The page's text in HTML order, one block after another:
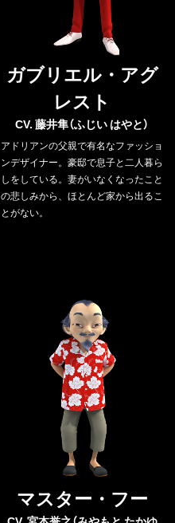
ガブリエル・アグ
レスト
CV. 藤井隼（ふじい はやと）
アドリアンの父親で有名なファッショ
ンデザイナー。豪邸で息子と二人暮ら
しをしている。妻がいなくなったこと
の悲しみから、ほとんど家から出るこ
とがない。
マスター・フー